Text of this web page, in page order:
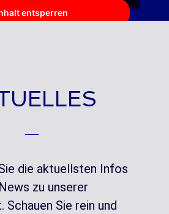
entsperren
die aktuellsten Infos
zu unserer
Sie rein und